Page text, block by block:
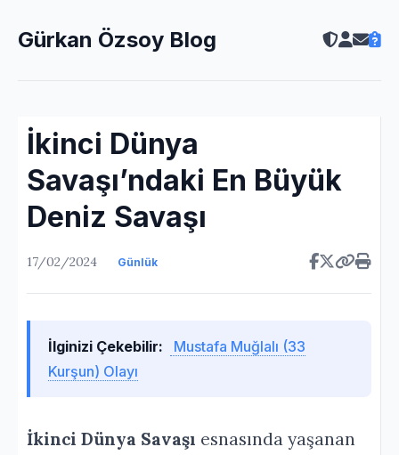
Gürkan Özsoy Blog
İkinci Dünya
Savaşı’ndaki En Büyük
Deniz Savaşı
17/02/2024 Günlük
İlginizi Çekebilir:
Mustafa Muğlalı (33
Kurşun) Olayı
İkinci Dünya Savaşı esnasında yaşanan